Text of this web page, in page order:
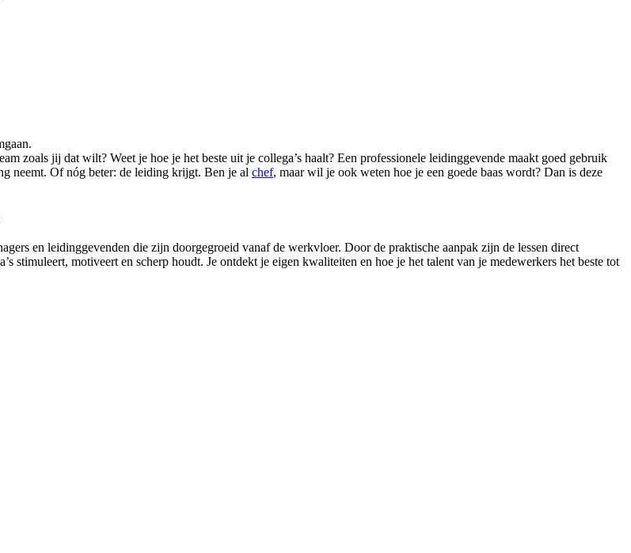
zoals jij dat wilt? Weet je hoe je het beste uit je collega’s haalt? Een professionele leidinggevende maakt goed gebruik
neemt. Of nóg beter: de leiding krijgt. Ben je al chef, maar wil je ook weten hoe je een goede baas wordt? Dan is deze
en leidinggevenden die zijn doorgegroeid vanaf de werkvloer. Door de praktische aanpak zijn de lessen direct
stimuleert, motiveert en scherp houdt. Je ontdekt je eigen kwaliteiten en hoe je het talent van je medewerkers het beste tot